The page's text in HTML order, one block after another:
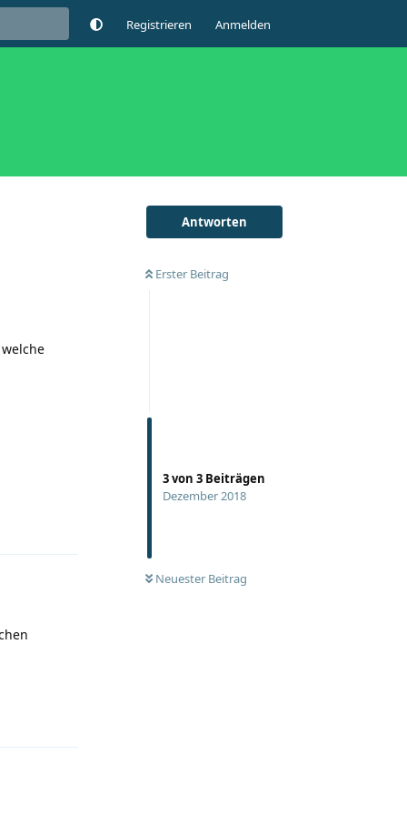
Registrieren Anmelden
Antworten
Erster Beitrag
3von 3 Beiträgen
Dezember 2018
Neuester Beitrag